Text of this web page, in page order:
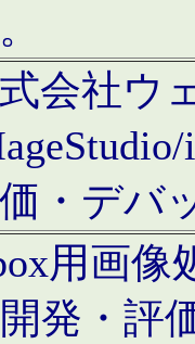
会社ウ
・デバ
用画像
発・評